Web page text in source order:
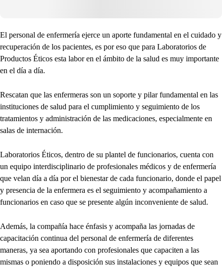
El personal de enfermería ejerce un aporte fundamental en el cuidado y
recuperación de los pacientes, es por eso que para Laboratorios de
Productos Éticos esta labor en el ámbito de la salud es muy importante
en el día a día.
Rescatan que las enfermeras son un soporte y pilar fundamental en las
instituciones de salud para el cumplimiento y seguimiento de los
tratamientos y administración de las medicaciones, especialmente en
salas de internación.
Laboratorios Éticos, dentro de su plantel de funcionarios, cuenta con
un equipo interdisciplinario de profesionales médicos y de enfermería
que velan día a día por el bienestar de cada funcionario, donde el papel
y presencia de la enfermera es el seguimiento y acompañamiento a
funcionarios en caso que se presente algún inconveniente de salud.
Además, la compañía hace énfasis y acompaña las jornadas de
capacitación continua del personal de enfermería de diferentes
maneras, ya sea aportando con profesionales que capaciten a las
mismas o poniendo a disposición sus instalaciones y equipos que sean